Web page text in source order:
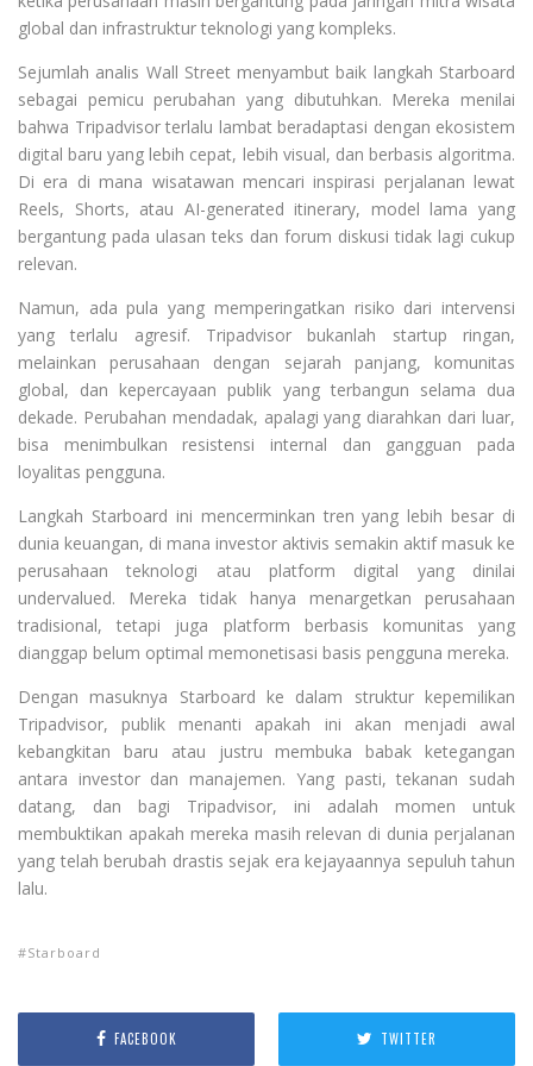
global dan infrastruktur teknologi yang kompleks.
Sejumlah analis Wall Street menyambut baik langkah Starboard
sebagai pemicu perubahan yang dibutuhkan. Mereka menilai
bahwa Tripadvisor terlalu lambat beradaptasi dengan ekosistem
digital baru yang lebih cepat, lebih visual, dan berbasis algoritma.
Di era di mana wisatawan mencari inspirasi perjalanan lewat
Reels, Shorts, atau AI-generated itinerary, model lama yang
bergantung pada ulasan teks dan forum diskusi tidak lagi cukup
relevan.
Namun, ada pula yang memperingatkan risiko dari intervensi
yang terlalu agresif. Tripadvisor bukanlah startup ringan,
melainkan perusahaan dengan sejarah panjang, komunitas
global, dan kepercayaan publik yang terbangun selama dua
dekade. Perubahan mendadak, apalagi yang diarahkan dari luar,
bisa menimbulkan resistensi internal dan gangguan pada
loyalitas pengguna.
Langkah Starboard ini mencerminkan tren yang lebih besar di
dunia keuangan, di mana investor aktivis semakin aktif masuk ke
perusahaan teknologi atau platform digital yang dinilai
undervalued. Mereka tidak hanya menargetkan perusahaan
tradisional, tetapi juga platform berbasis komunitas yang
dianggap belum optimal memonetisasi basis pengguna mereka.
Dengan masuknya Starboard ke dalam struktur kepemilikan
Tripadvisor, publik menanti apakah ini akan menjadi awal
kebangkitan baru atau justru membuka babak ketegangan
antara investor dan manajemen. Yang pasti, tekanan sudah
datang, dan bagi Tripadvisor, ini adalah momen untuk
membuktikan apakah mereka masih relevan di dunia perjalanan
yang telah berubah drastis sejak era kejayaannya sepuluh tahun
lalu.
Starboard
FACEBOOK TWITTER